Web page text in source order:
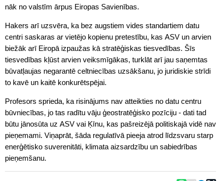
nāk no valstīm ārpus Eiropas Savienības.
Hakers arī uzsvēra, ka bez augstiem vides standartiem datu
centri saskaras ar vietējo kopienu pretestību, kas ASV un arvien
biežāk arī Eiropā izpaužas kā stratēģiskas tiesvedības. Šīs
tiesvedības kļūst arvien veiksmīgākas, turklāt arī jau saņemtas
būvatļaujas negarantē celtniecības uzsākšanu, jo juridiskie strīdi
to kavē un kaitē konkurētspējai.
Profesors sprieda, ka risinājums nav atteikties no datu centru
būvniecības, jo tas radītu vāju ģeostratēģisko pozīciju - dati tad
būtu jānosūta uz ASV vai Ķīnu, kas pašreizējā politiskajā vidē nav
pieņemami. Viņaprāt, šāda regulatīvā pieeja atrod līdzsvaru starp
enerģētisko suverenitāti, klimata aizsardzību un sabiedrības
pieņemšanu.